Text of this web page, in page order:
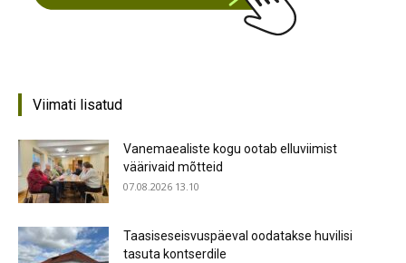
Viimati lisatud
Vanemaealiste kogu ootab elluviimist
väärivaid mõtteid
07.08.2026 13.10
Taasiseseisvuspäeval oodatakse huvilisi
tasuta kontserdile